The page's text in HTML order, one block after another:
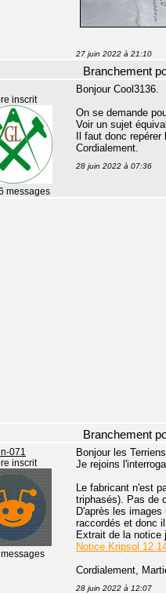
27 juin 2022 à 21:10
Branchement
inscrit
messages
Bonjour Cool3136.
On se demande
Voir un sujet
Il faut donc
Cordialement.
28 juin 2022 à 07:36
Branchement
071
inscrit
Bonjour les
Je rejoins
Le fabricant n'est
triphasés). Pas de
D'après les
raccordés et donc
Extrait de la notice
Notice Kripsol 12
Cordialement,
28 juin 2022 à 12:07